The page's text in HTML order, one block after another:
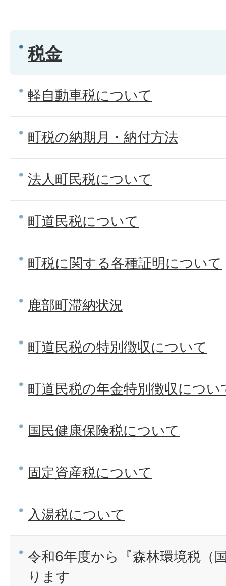
税金
軽自動車税について
町税の納期月・納付方法
法人町民税について
町道民税について
町税に関する各種証明について
鹿部町滞納状況
町道民税の特別徴収について
町道民税の年金特別徴収につい
国民健康保険税について
固定資産税について
入湯税について
令和6年度から『森林環境税（
ります